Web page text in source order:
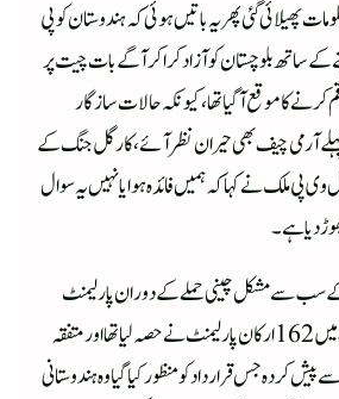
پھیلائی گئی پھر یہ باتیں ہوئی کہ ہندوستان کو پی
کے ساتھ بلوچستان کو آزاد کرا کر آگے بات چیت پر
کرنے کا موقع آگیا تھا، کیونکہ حالات سازگار
آرمی چیف بھی حیران نظر آئے، کارگل جنگ کے
ملک نے کہا کہ ہمیں فائدہ ہوا یا نہیں یہ سوال
دیا ہے۔
سب سے مشکل چینی حملے کے دوران پارلیمنٹ
میں 8 دنوں تک جاری بحث میں 162 ارکان پارلیمنٹ نے حصہ لیا تھا اور متفقہ
کردہ جس قرارداد کو منظور کیا گیا وہ ہندوستانی